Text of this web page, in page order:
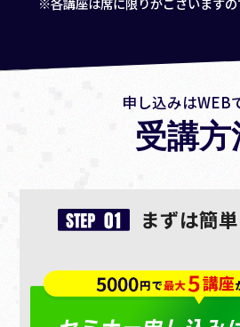
申し込みはWEB
受講方
まずは簡